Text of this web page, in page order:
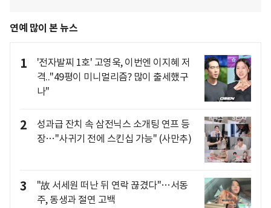
연예 많이 본 뉴스
1
'전자발찌 1호' 고영욱, 이번엔 이지혜 저
격.."49평이 미니멀리즘? 많이 출세했구
나"
2
성과급 잔치 속 삼전닉스 소개팅 연프 등
장…"사귀기 전에 스킨십 가능" (사만추)
3
"故 서세원 떠난 뒤 연락 끊겼다"…서동
주, 동생과 절연 고백